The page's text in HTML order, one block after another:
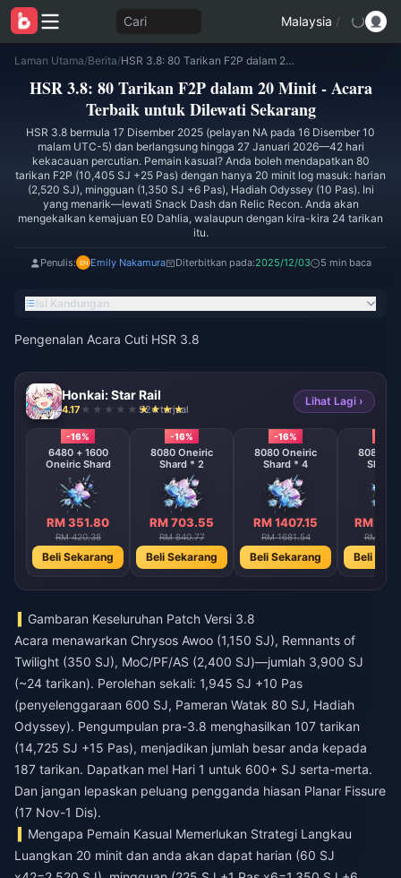
Cari Malaysia /
Laman Utama/Berita/ HSR 3.8: 80 Tarikan F2P dalam 20 Minit - Acara Terbaik untuk Dilewati Sekarang
HSR 3.8: 80 Tarikan F2P dalam 20 Minit - Acara
Terbaik untuk Dilewati Sekarang
HSR 3.8 bermula 17 Disember 2025 (pelayan NA pada 16 Disember 10
malam UTC-5) dan berlangsung hingga 27 Januari 2026—42 hari
kekacauan percutian. Pemain kasual? Anda boleh mendapatkan 80
tarikan F2P (10,405 SJ +25 Pas) dengan hanya 20 minit log masuk: harian
(2,520 SJ), mingguan (1,350 SJ +6 Pas), Hadiah Odyssey (10 Pas). Ini
yang menarik—lewati Snack Dash dan Relic Recon. Anda akan
mengekalkan kemajuan E0 Dahlia, walaupun dengan kira-kira 24 tarikan
itu.
Penulis: Emily Nakamura Diterbitkan pada:2025/12/03 5 min baca
Isi Kandungan
Pengenalan Acara Cuti HSR 3.8
Honkai: Star Rail
4.17 924 terjual
Lihat Lagi ›
-16%
6480 + 1600
Oneiric Shard
RM 351.80
RM 420.38
Beli Sekarang
-16%
8080 Oneiric
Shard * 2
RM 703.55
RM 840.77
Beli Sekarang
-16%
8080 Oneiric
Shard * 4
RM 1407.15
RM 1681.54
Beli Sekarang
8080
Shard
RM
RM
Beli
Gambaran Keseluruhan Patch Versi 3.8
Acara menawarkan Chrysos Awoo (1,150 SJ), Remnants of
Twilight (350 SJ), MoC/PF/AS (2,400 SJ)—jumlah 3,900 SJ
(~24 tarikan). Perolehan sekali: 1,945 SJ +10 Pas
(penyelenggaraan 600 SJ, Pameran Watak 80 SJ, Hadiah
Odyssey). Pengumpulan pra-3.8 menghasilkan 107 tarikan
(14,725 SJ +15 Pas), menjadikan jumlah besar anda kepada
187 tarikan. Dapatkan mel Hari 1 untuk 600+ SJ serta-merta.
Dan jangan lepaskan peluang pengganda hiasan Planar Fissure
(17 Nov-1 Dis).
Mengapa Pemain Kasual Memerlukan Strategi Langkau
Luangkan 20 minit dan anda akan dapat harian (60 SJ